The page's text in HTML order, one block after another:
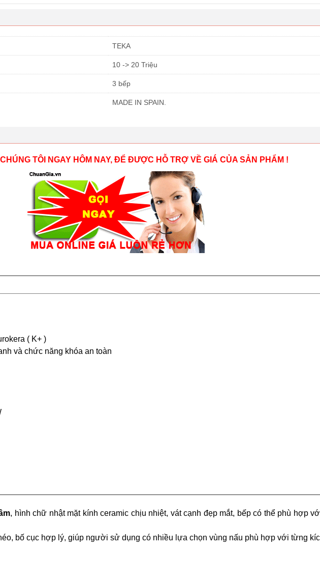
TEKA
10 -> 20 Triệu
3 bếp
MADE IN SPAIN.
TÔI NGAY HÔM NAY, ĐỂ ĐƯỢC HỖ TRỢ VỀ GIÁ CỦA SẢN PHẨM !
( K+ )
và chức năng khóa an toàn
, hình chữ nhật mặt kính ceramic chịu nhiệt, vát cạnh đẹp mắt, bếp có thể phù hợp
bố cục hợp lý, giúp người sử dụng có nhiều lựa chọn vùng nấu phù hợp với từng